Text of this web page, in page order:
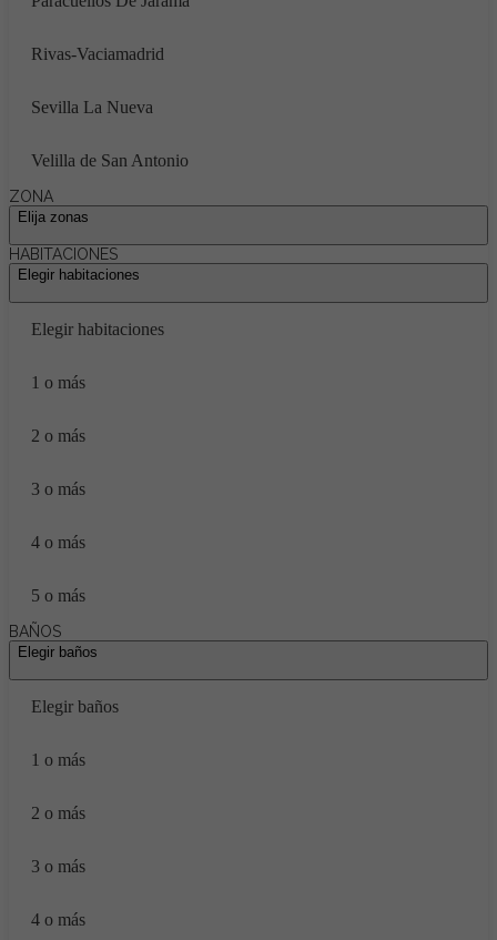
Rivas-Vaciamadrid
Sevilla La Nueva
Velilla de San Antonio
ZONA
Elija zonas
HABITACIONES
Elegir habitaciones
Elegir habitaciones
1 o más
2 o más
3 o más
4 o más
5 o más
BAÑOS
Elegir baños
Elegir baños
1 o más
2 o más
3 o más
4 o más